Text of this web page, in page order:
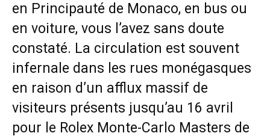
en Principauté de Monaco, en bus ou
en voiture, vous l’avez sans doute
constaté. La circulation est souvent
infernale dans les rues monégasques
en raison d’un afflux massif de
visiteurs présents jusqu’au 16 avril
pour le Rolex Monte-Carlo Masters de